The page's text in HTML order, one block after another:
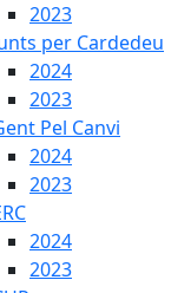
2023
per Cardedeu
2024
2023
Pel Canvi
2024
2023
2024
2023